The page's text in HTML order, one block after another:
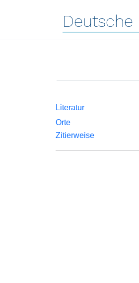
Deutsche
Literatur
Orte
Zitierweise